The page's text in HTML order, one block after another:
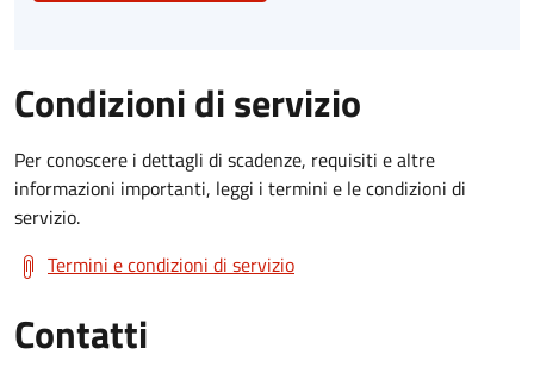
Condizioni di servizio
Per conoscere i dettagli di scadenze, requisiti e altre
informazioni importanti, leggi i termini e le condizioni di
servizio.
Termini e condizioni di servizio
Contatti